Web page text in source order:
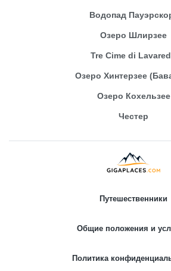
Водопад
Озеро Шлирзее
Tre Cime di
Озеро Хинтерзее
Озеро Кохельзее
Честер
Путешественники
Общие положения и
Политика